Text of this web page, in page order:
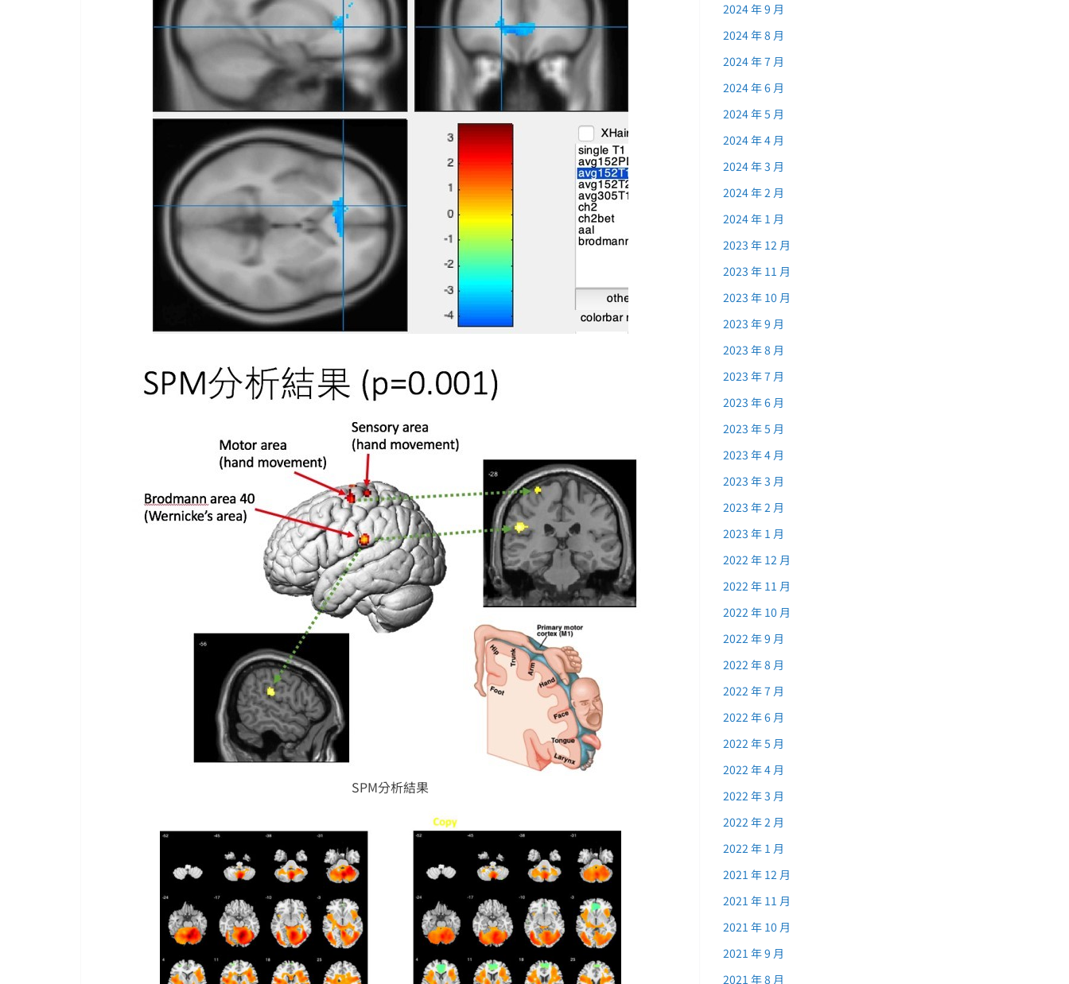
SPM分析結果
2024 年 9 月
2024 年 8 月
2024 年 7 月
2024 年 6 月
2024 年 5 月
2024 年 4 月
2024 年 3 月
2024 年 2 月
2024 年 1 月
2023 年 12 月
2023 年 11 月
2023 年 10 月
2023 年 9 月
2023 年 8 月
2023 年 7 月
2023 年 6 月
2023 年 5 月
2023 年 4 月
2023 年 3 月
2023 年 2 月
2023 年 1 月
2022 年 12 月
2022 年 11 月
2022 年 10 月
2022 年 9 月
2022 年 8 月
2022 年 7 月
2022 年 6 月
2022 年 5 月
2022 年 4 月
2022 年 3 月
2022 年 2 月
2022 年 1 月
2021 年 12 月
2021 年 11 月
2021 年 10 月
2021 年 9 月
2021 年 8 月